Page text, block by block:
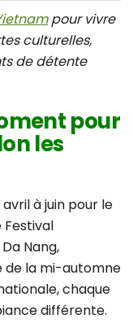
pour vivre
culturelles,
de détente
pour
les
à juin pour le
Festival
Nang,
de la mi-automne
chaque
différente.